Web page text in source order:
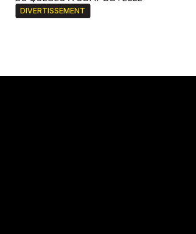
DIVERTISSEMENT